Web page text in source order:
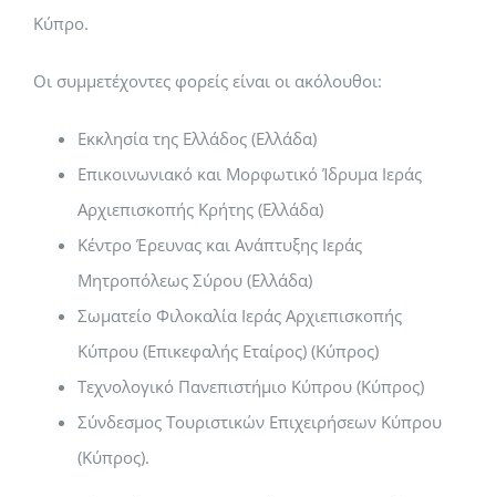
Κύπρο.
Οι συμμετέχοντες φορείς είναι οι ακόλουθοι:
Εκκλησία της Ελλάδος (Ελλάδα)
Επικοινωνιακό και Μορφωτικό Ίδρυμα Ιεράς
Αρχιεπισκοπής Κρήτης (Ελλάδα)
Κέντρο Έρευνας και Ανάπτυξης Ιεράς
Μητροπόλεως Σύρου (Ελλάδα)
Σωματείο Φιλοκαλία Ιεράς Αρχιεπισκοπής
Κύπρου (Επικεφαλής Εταίρος) (Κύπρος)
Τεχνολογικό Πανεπιστήμιο Κύπρου (Κύπρος)
Σύνδεσμος Τουριστικών Επιχειρήσεων Κύπρου
(Κύπρος).